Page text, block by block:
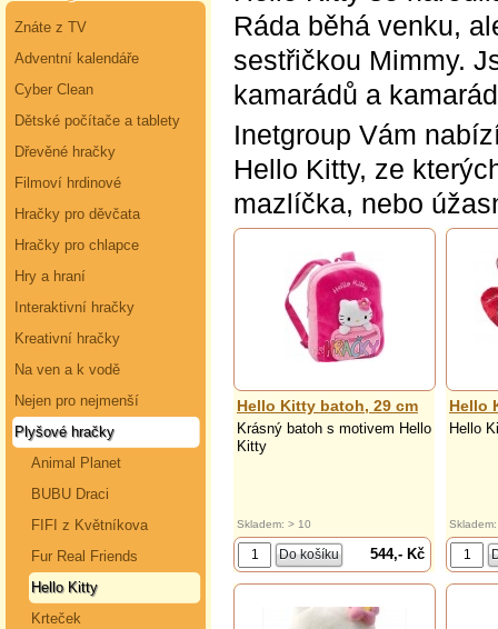
Znáte z TV
Adventní kalendáře
Cyber Clean
Dětské počítače a tablety
Dřevěné hračky
Filmoví hrdinové
Hračky pro děvčata
Hračky pro chlapce
Hry a hraní
Interaktivní hračky
Kreativní hračky
Na ven a k vodě
Nejen pro nejmenší
Plyšové hračky
Animal Planet
BUBU Draci
FIFI z Květníkova
Fur Real Friends
Hello Kitty
Krteček
Ráda běhá venku,
sestřičkou Mimmy.
kamarádů a
Inetgroup Vám
Hello Kitty, ze
mazlíčka, nebo
Hello Kitty batoh, 29 cm
Krásný batoh s motivem Hello
Kitty
Skladem: > 10
544,- Kč
Hello
Hello